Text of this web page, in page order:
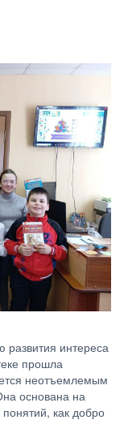
развития интереса
прошла
неотъемлемым
основана на
как добро